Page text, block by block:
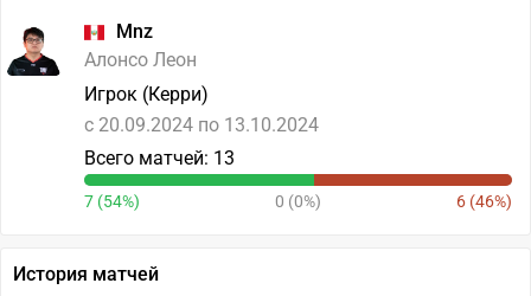
Mnz
Алонсо Леон
Игрок (Керри)
c 20.09.2024 по 13.10.2024
Всего матчей: 13
7 (54%) 0 (0%) 6 (46%)
История матчей